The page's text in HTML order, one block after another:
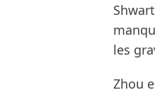
les
Zhou